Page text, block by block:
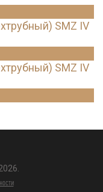
SMZ IV
SMZ IV